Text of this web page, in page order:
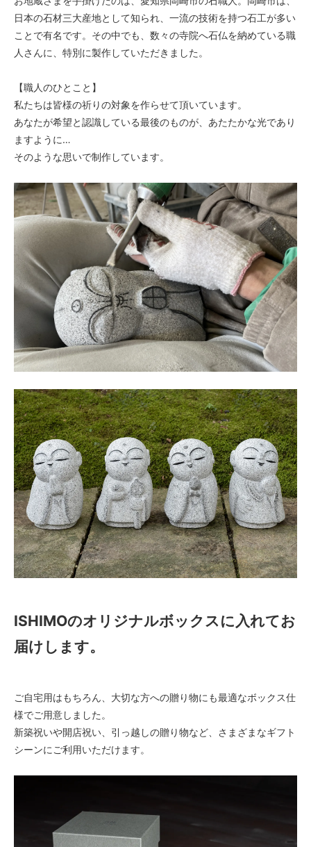
日本の石材三大産地として知られ、一流の技術を持つ石工が多い
ことで有名です。その中でも、数々の寺院へ石仏を納めている職
人さんに、特別に製作していただきました。
【職人のひとこと】
私たちは皆様の祈りの対象を作らせて頂いています。
あなたが希望と認識している最後のものが、あたたかな光であり
ますように…
そのような思いで制作しています。
ISHIMOのオリジナルボックスに入れてお
届けします。
ご自宅用はもちろん、大切な方への贈り物にも最適なボックス仕
様でご用意しました。
新築祝いや開店祝い、引っ越しの贈り物など、さまざまなギフト
シーンにご利用いただけます。